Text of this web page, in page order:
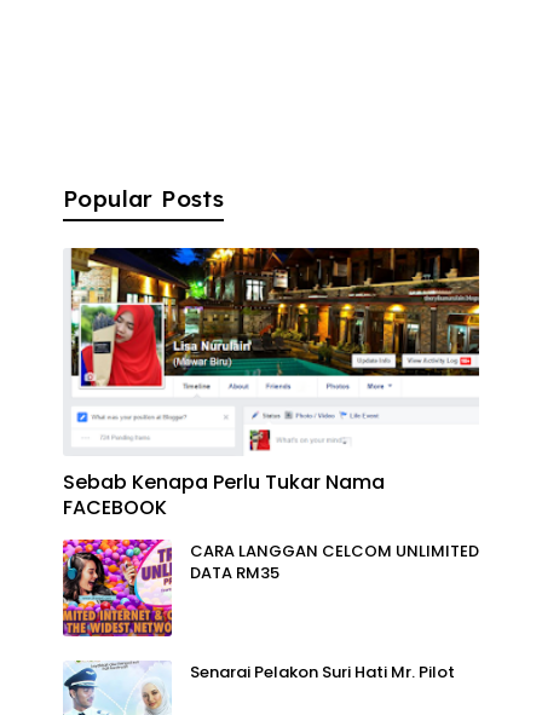
Popular Posts
Sebab Kenapa Perlu Tukar Nama
FACEBOOK
CARA LANGGAN CELCOM UNLIMITED
DATA RM35
Senarai Pelakon Suri Hati Mr. Pilot